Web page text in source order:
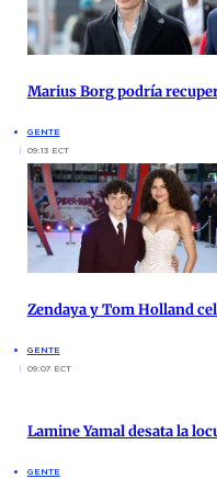
Marius Borg podría
GENTE
09:13 ECT
Zendaya y Tom Holland
GENTE
09:07 ECT
Lamine Yamal desata la
GENTE